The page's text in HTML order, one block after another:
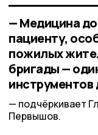
— Медицина
пациенту,
пожилых
бригады —
инструментов
подчёркивает
Первышов.